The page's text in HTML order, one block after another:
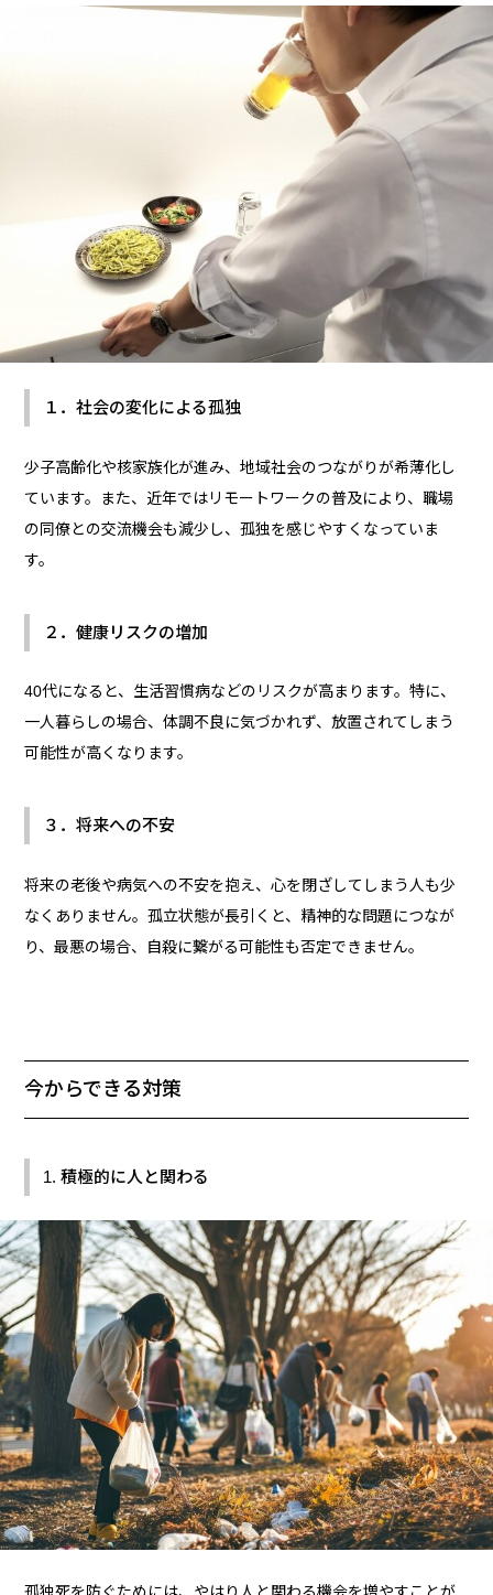
１．社会の変化による孤独
少子高齢化や核家族化が進み、地域社会のつながりが希薄化し
ています。また、近年ではリモートワークの普及により、職場
の同僚との交流機会も減少し、孤独を感じやすくなっていま
す。
２．健康リスクの増加
40代になると、生活習慣病などのリスクが高まります。特に、
一人暮らしの場合、体調不良に気づかれず、放置されてしまう
可能性が高くなります。
３．将来への不安
将来の老後や病気への不安を抱え、心を閉ざしてしまう人も少
なくありません。孤立状態が長引くと、精神的な問題につなが
り、最悪の場合、自殺に繋がる可能性も否定できません。
今からできる対策
1. 積極的に人と関わる